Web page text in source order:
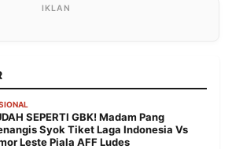
SEPERTI GBK! Madam Pang
Syok Tiket Laga Indonesia Vs
Leste Piala AFF Ludes